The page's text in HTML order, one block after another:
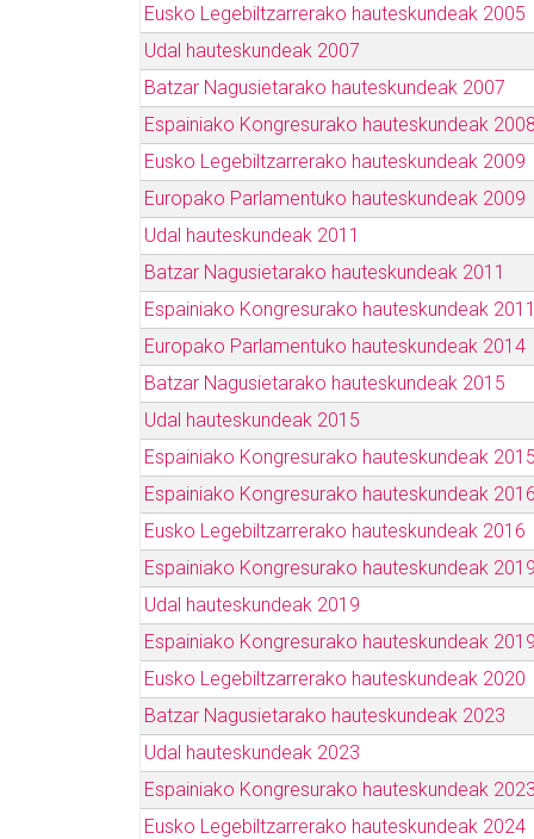
Eusko Legebiltzarrerako hauteskundeak 2005
Udal hauteskundeak 2007
Batzar Nagusietarako hauteskundeak 2007
Espainiako Kongresurako hauteskundeak 2008
Eusko Legebiltzarrerako hauteskundeak 2009
Europako Parlamentuko hauteskundeak 2009
Udal hauteskundeak 2011
Batzar Nagusietarako hauteskundeak 2011
Espainiako Kongresurako hauteskundeak 2011
Europako Parlamentuko hauteskundeak 2014
Batzar Nagusietarako hauteskundeak 2015
Udal hauteskundeak 2015
Espainiako Kongresurako hauteskundeak 2015
Espainiako Kongresurako hauteskundeak 2016
Eusko Legebiltzarrerako hauteskundeak 2016
Espainiako Kongresurako hauteskundeak
Udal hauteskundeak 2019
Espainiako Kongresurako hauteskundeak
Eusko Legebiltzarrerako hauteskundeak 2020
Batzar Nagusietarako hauteskundeak 2023
Udal hauteskundeak 2023
Espainiako Kongresurako hauteskundeak 2023
Eusko Legebiltzarrerako hauteskundeak 2024